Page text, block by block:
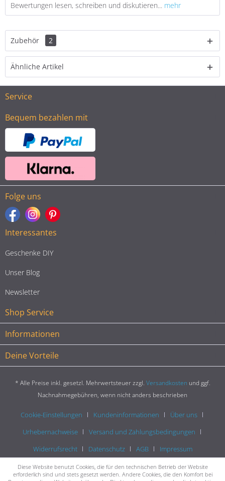
Bewertungen lesen, schreiben und diskutieren... mehr
Zubehör 2
Ähnliche Artikel
Service
Bequem bezahlen mit
Folge uns
Interessantes
Geschenke DIY
Unser Blog
Newsletter
Shop Service
Informationen
Deine Vorteile
* Alle Preise inkl. gesetzl. Mehrwertsteuer zzgl. Versandkosten und ggf.
Nachnahmegebühren, wenn nicht anders beschrieben
Cookie-Einstellungen Kundeninformationen
Über uns
Urhebernachweise
Versand und Zahlungsbedingungen
Widerrufsrecht
Datenschutz AGB Impressum
Diese Website benutzt Cookies, die für den technischen Betrieb der Website
erforderlich sind und stets gesetzt werden. Andere Cookies, die den Komfort bei